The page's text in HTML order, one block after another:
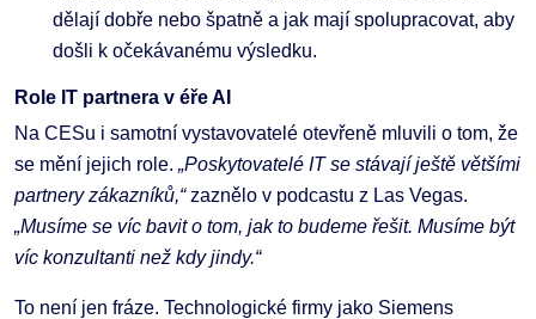
dělají dobře nebo špatně a jak mají spolupracovat, aby
došli k očekávanému výsledku.
Role IT partnera v éře AI
Na CESu i samotní vystavovatelé otevřeně mluvili o tom, že
se mění jejich role. „Poskytovatelé IT se stávají ještě většími
partnery zákazníků,“zaznělo v podcastu z Las Vegas.
„Musíme se víc bavit o tom, jak to budeme řešit. Musíme být
víc konzultanti než kdy jindy.“
To není jen fráze. Technologické firmy jako Siemens